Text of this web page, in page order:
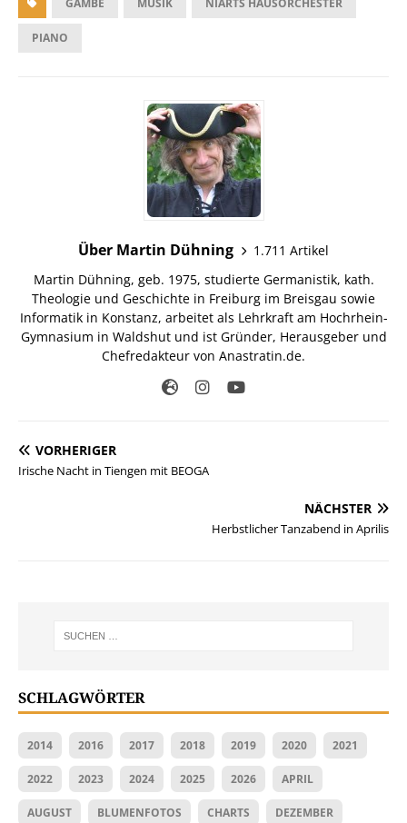
GAMBE MUSIK NIARTS HAUSORCHESTER
PIANO
Über Martin Dühning
1.711 Artikel
Martin Dühning, geb. 1975, studierte Germanistik, kath.
Theologie und Geschichte in Freiburg im Breisgau sowie
Informatik in Konstanz, arbeitet als Lehrkraft am Hochrhein-
Gymnasium in Waldshut und ist Gründer, Herausgeber und
Chefredakteur von Anastratin.de.
VORHERIGER
Irische Nacht in Tiengen mit BEOGA
NÄCHSTER
Herbstlicher Tanzabend in Aprilis
SCHLAGWÖRTER
2014 2016 2017 2018 2019 2020 2021
2022 2023 2024 2025 2026 APRIL
AUGUST BLUMENFOTOS CHARTS DEZEMBER